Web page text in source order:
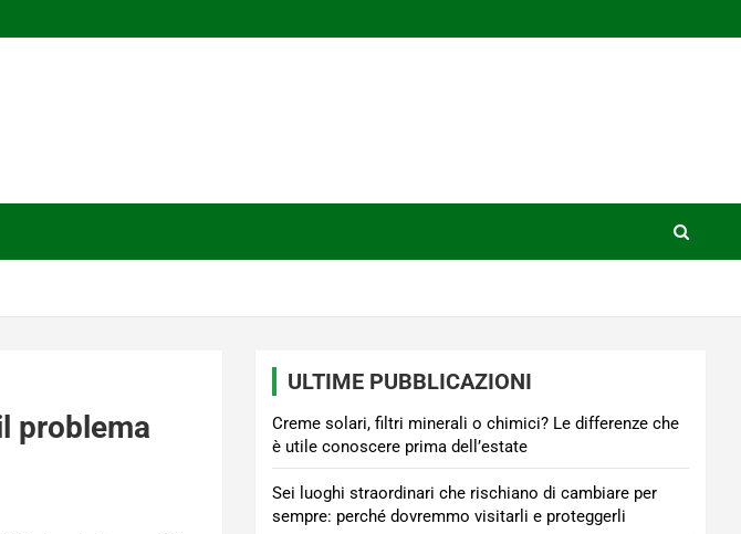
problema
ULTIME PUBBLICAZIONI
Creme solari, filtri minerali o chimici? Le differenze che
è utile conoscere prima dell’estate
Sei luoghi straordinari che rischiano di cambiare per
sempre: perché dovremmo visitarli e proteggerli